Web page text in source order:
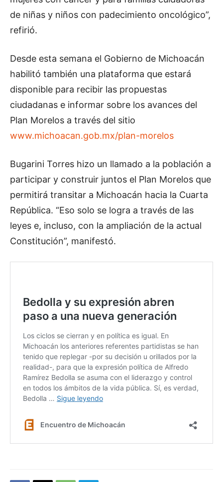
de niñas y niños con padecimiento oncológico”,
refirió.
Desde esta semana el Gobierno de Michoacán
habilitó también una plataforma que estará
disponible para recibir las propuestas
ciudadanas e informar sobre los avances del
Plan Morelos a través del sitio
www.michoacan.gob.mx/plan-morelos
Bugarini Torres hizo un llamado a la población a
participar y construir juntos el Plan Morelos que
permitirá transitar a Michoacán hacia la Cuarta
República. “Eso solo se logra a través de las
leyes e, incluso, con la ampliación de la actual
Constitución”, manifestó.